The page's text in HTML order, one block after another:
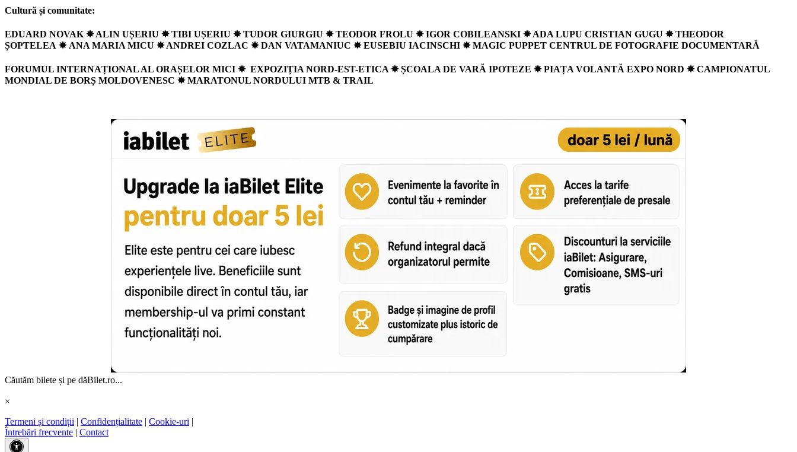
Cultură și comunitate:
EDUARD NOVAK ✸ ALIN UȘERIU ✸ TIBI UȘERIU ✸TUDOR GIURGIU ✸TEODOR FROLU ✸IGOR COBILEANSKI ✸ ADA LUPU CRISTIAN GUGU ✸ THEODOR
ȘOPTELEA ✸ANA MARIA MICU ✸ ANDREI COZLAC ✸ DAN VATAMANIUC ✸EUSEBIU IACINSCHI ✸ MAGIC PUPPET CENTRUL DE FOTOGRAFIE DOCUMENTARĂ
FORUMUL INTERNAȚIONAL AL ORAȘELOR MICI ✸ EXPOZIȚIA NORD-EST-ETICA ✸ ȘCOALA DE VARĂ IPOTEZE ✸PIAȚA VOLANTĂ EXPO NORD ✸CAMPIONATUL
MONDIAL DE BORȘ MOLDOVENESC ✸MARATONUL NORDULUI MTB & TRAIL
Căutăm bilete și pe dăBilet.ro...
×
Termeni și condiții | Confidențialitate | Cookie-uri |
Întrebări frecvente | Contact